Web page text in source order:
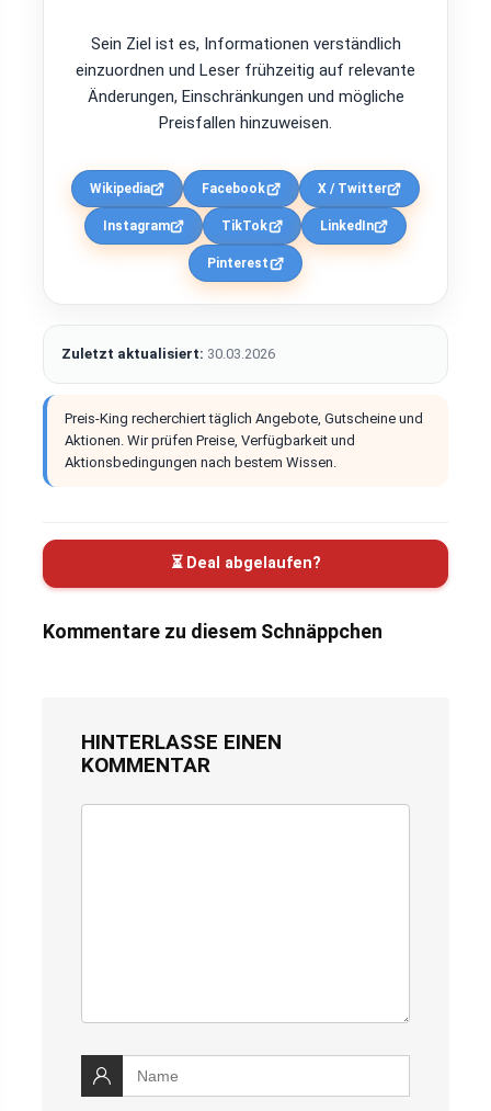
Sein Ziel ist es, Informationen verständlich
einzuordnen und Leser frühzeitig auf relevante
Änderungen, Einschränkungen und mögliche
Preisfallen hinzuweisen.
Wikipedia Facebook X / Twitter
Instagram TikTok LinkedIn
Pinterest
Zuletzt aktualisiert: 30.03.2026
Preis-King recherchiert täglich Angebote, Gutscheine und
Aktionen. Wir prüfen Preise, Verfügbarkeit und
Aktionsbedingungen nach bestem Wissen.
⏳ Deal abgelaufen?
Kommentare zu diesem Schnäppchen
HINTERLASSE EINEN
KOMMENTAR